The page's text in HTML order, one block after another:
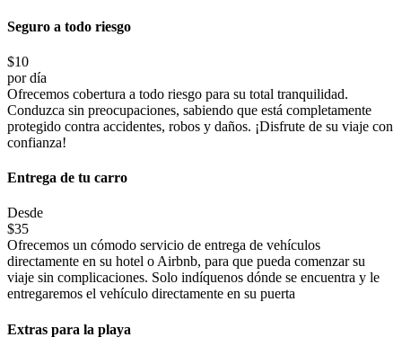
Seguro a todo riesgo
$10
por día
Ofrecemos cobertura a todo riesgo para su total tranquilidad.
Conduzca sin preocupaciones, sabiendo que está completamente
protegido contra accidentes, robos y daños. ¡Disfrute de su viaje con
confianza!
Entrega de tu carro
Desde
$35
Ofrecemos un cómodo servicio de entrega de vehículos
directamente en su hotel o Airbnb, para que pueda comenzar su
viaje sin complicaciones. Solo indíquenos dónde se encuentra y le
entregaremos el vehículo directamente en su puerta
Extras para la playa